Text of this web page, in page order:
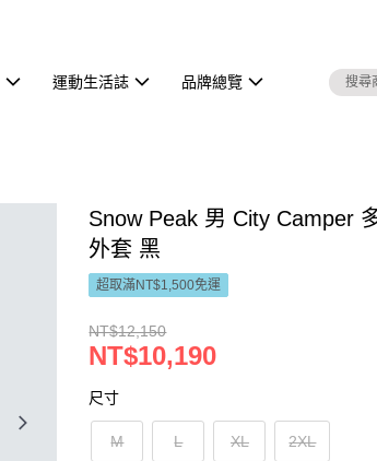
運動生活誌 品牌總覽
Snow Peak 男 City Camper
外套 黑
超取滿NT$1,500免運
NT$12,150
NT$10,190
尺寸
M L XL 2XL